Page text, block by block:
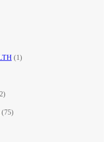
(1)
(75)